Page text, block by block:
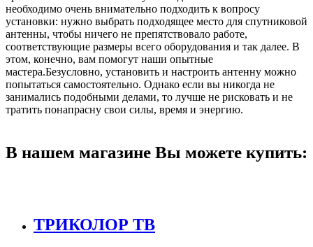
необходимо очень внимательно подходить к вопросу
установки: нужно выбрать подходящее место для спутниковой
антенны, чтобы ничего не препятствовало работе,
соответствующие размеры всего оборудования и так далее. В
этом, конечно, вам помогут наши опытные
мастера.Безусловно, установить и настроить антенну можно
попытаться самостоятельно. Однако если вы никогда не
занимались подобными делами, то лучше не рисковать и не
тратить понапрасну свои силы, время и энергию.
В нашем магазине Вы можете купить:
ТРИКОЛОР ТВ